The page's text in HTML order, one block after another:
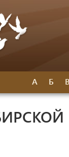
А Б